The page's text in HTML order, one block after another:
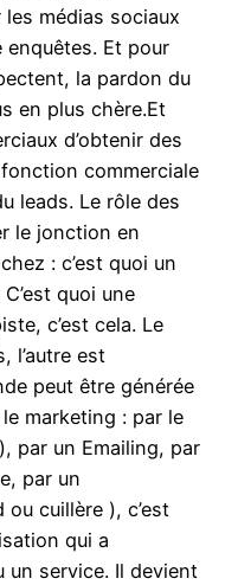
les médias sociaux
Et pour
la pardon du
en plus chère.Et
d’obtenir des
commerciale
leads. Le rôle des
le jonction en
: c’est quoi un
quoi une
c’est cela. Le
l’autre est
peut être générée
marketing : par le
par un Emailing, par
par un
cuillère ), c’est
qui a
un service. Il devient